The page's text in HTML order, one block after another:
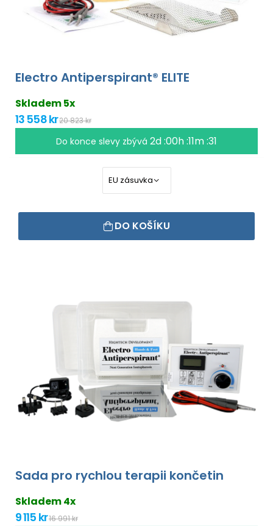
Electro Antiperspirant® ELITE
Skladem 5x
13 558 kr20 823 kr
Do konce slevy zbývá 2d :00h :11m :30
DO KOŠÍKU
Sada pro rychlou terapii končetin
Skladem 4x
9 115 kr16 991 kr